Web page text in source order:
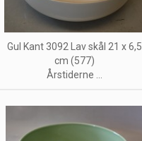
Gul Kant 3092 Lav skål 21 x 6,5
cm (577)
Årstiderne ...